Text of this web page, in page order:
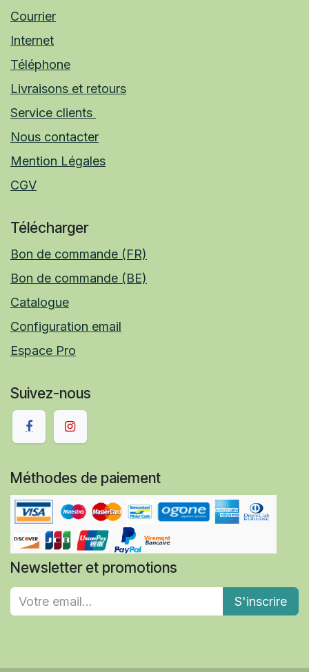
Courrier
Internet
Téléphone
Livraisons et retours
Service clients
Nous contacter
Mention Légales
CGV
Télécharger
Bon de commande (FR)
Bon de commande (BE)
Catalogue
Configuration email
Espace Pro
Suivez-nous
Méthodes de paiement
Newsletter et promotions
S'inscrire